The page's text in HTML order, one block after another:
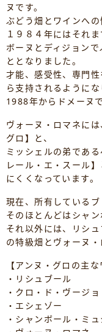
ヌです。
ぶどう畑とワインへの
１９８４年にはそれ
ボーヌとディジョン
ととなりました。
才能、感受性、専門
ら支持されるようにな
1988年からドメーヌ
ヴォーヌ・ロマネに
グロ】と、
ミッシェルの弟であ
レール・エ・スール
にくくなっています。
現在、所有しているブ
そのほとんどはシャン
それ以外には、リシ
の特級畑とヴォーヌ・
【アンヌ・グロの主な
・リシュブール
・クロ・ド・ヴージョ
・エシェゾー
・シャンボール・ミ